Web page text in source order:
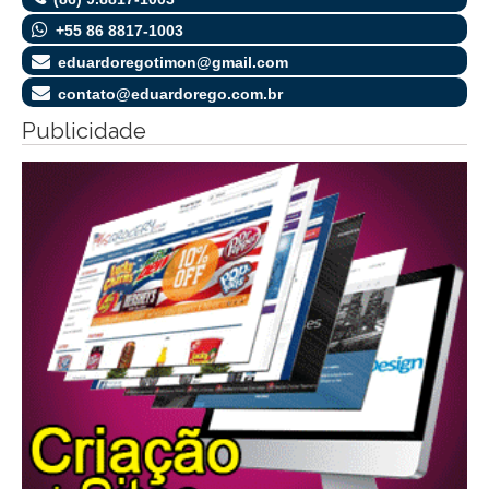
+55 86 8817-1003
eduardoregotimon@gmail.com
contato@eduardorego.com.br
Publicidade